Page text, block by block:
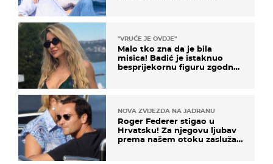
"VRUĆE JE OVDJE"
Malo tko zna da je bila
misica! Badić je istaknuo
besprijekornu figuru zgodne
NOVA ZVIJEZDA NA JADRANU
Roger Federer stigao u
Hrvatsku! Za njegovu ljubav
prema našem otoku zaslužan